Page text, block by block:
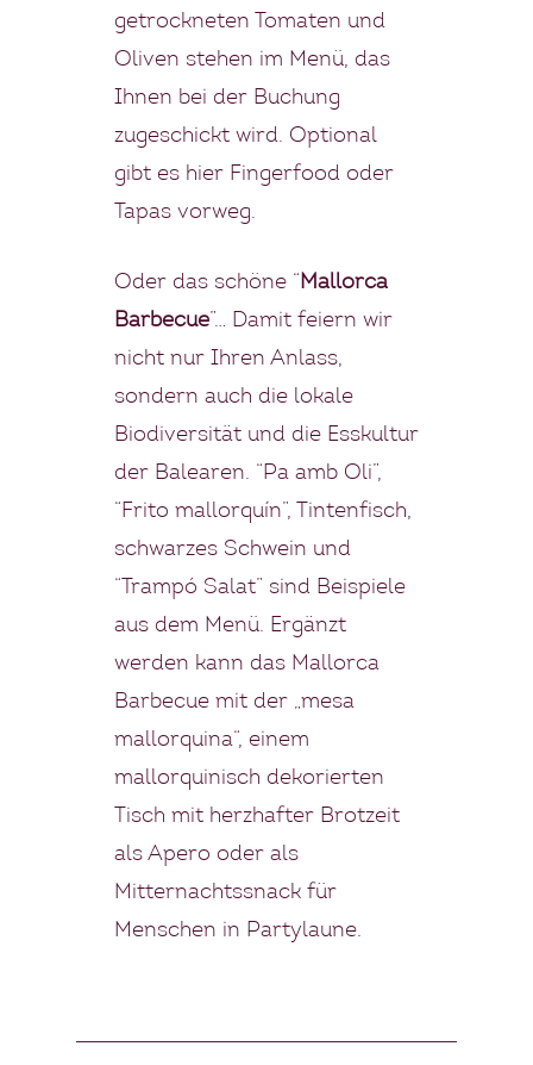
getrockneten Tomaten und
Oliven stehen im Menü, das
Ihnen bei der Buchung
zugeschickt wird. Optional
gibt es hier Fingerfood oder
Tapas vorweg.
Oder das schöne “Mallorca
Barbecue”… Damit feiern wir
nicht nur Ihren Anlass,
sondern auch die lokale
Biodiversität und die Esskultur
der Balearen. “Pa amb Oli”,
“Frito mallorquín”, Tintenfisch,
schwarzes Schwein und
“Trampó Salat” sind Beispiele
aus dem Menü. Ergänzt
werden kann das Mallorca
Barbecue mit der „mesa
mallorquina“, einem
mallorquinisch dekorierten
Tisch mit herzhafter Brotzeit
als Apero oder als
Mitternachtssnack für
Menschen in Partylaune.